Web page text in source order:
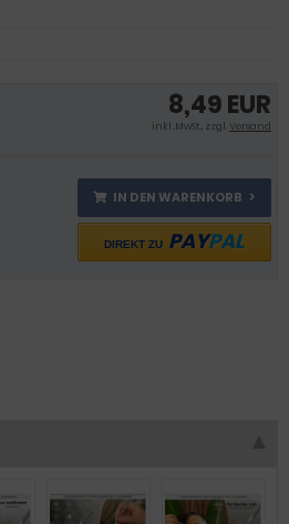
8,49 EUR
inkl .MwSt., zzgl.Versand
IN DEN WARENKORB
DIREKT ZU PAYPAL